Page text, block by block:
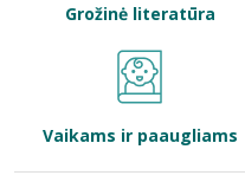
Bibliotekoms
Grožinė literatūra
Vaikams ir paaugliams